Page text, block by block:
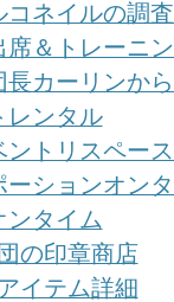
コネイルの調
席＆トレーニ
長カーリンか
レンタル
ントリスペー
ーションオン
ンタイム
の印章商店
イテム詳細